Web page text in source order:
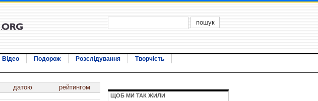
Відео Подорож Розслідування
Творчість
датою рейтингом
ЩОБ МИ ТАК ЖИЛИ